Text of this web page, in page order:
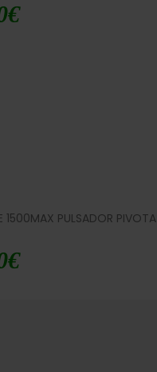
€
1500MAX PULSADOR PIVOTA
€